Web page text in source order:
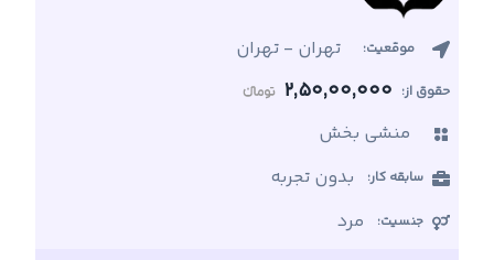
موقعیت: تهران- تهران
حقوق از: 2,50,00,000
منشی بخش
سابقه کار: بدون تجربه
جنسیت: مرد